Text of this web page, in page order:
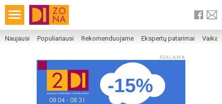
Naujausi Populiariausi Rekomenduojame Ekspertų patarimai
REKLAMA